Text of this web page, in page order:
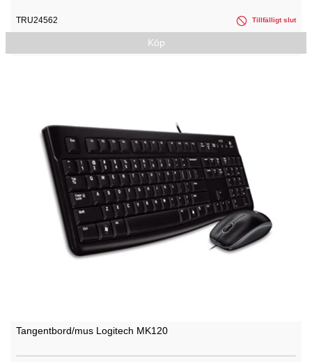
TRU24562 Tillfälligt slut
Köp
Tangentbord/mus Logitech MK120